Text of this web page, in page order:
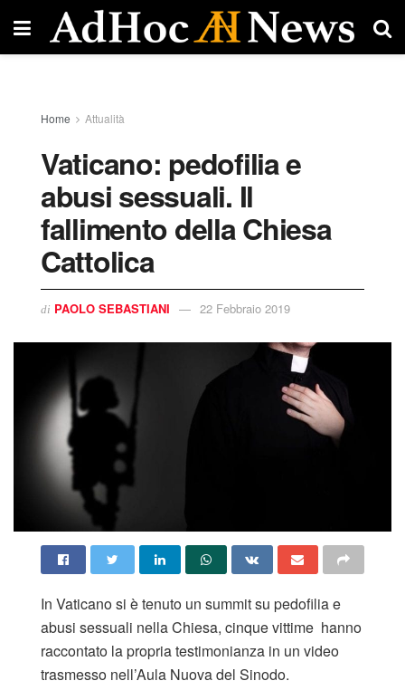
Home Attualità
Vaticano: pedofilia e
abusi sessuali. Il
fallimento della Chiesa
Cattolica
di PAOLO SEBASTIANI 22 Febbraio 2019
In Vaticano si è tenuto un summit su pedofilia e
abusi sessuali nella Chiesa, cinque vittime hanno
raccontato la propria testimonianza in un video
trasmesso nell’Aula Nuova del Sinodo.